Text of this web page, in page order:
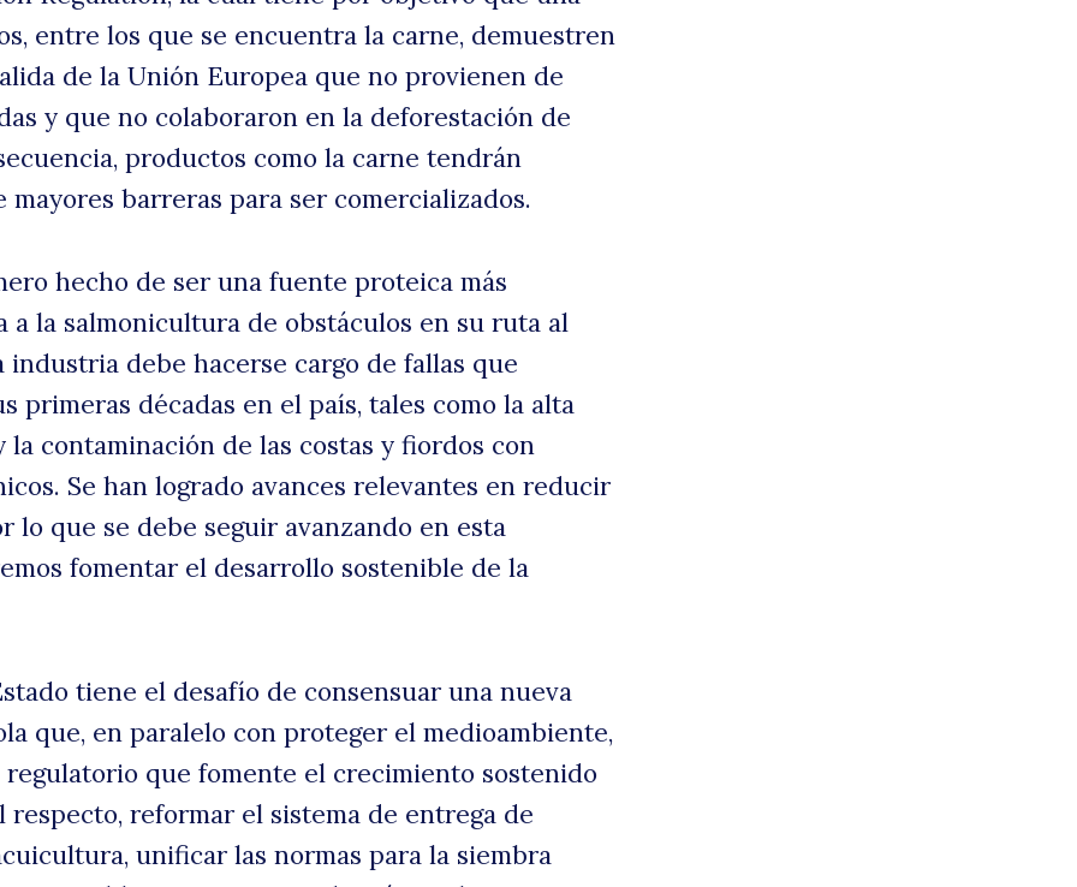
entre los que se encuentra la carne, demuestren
de la Unión Europea que no provienen de
y que no colaboraron en la deforestación de
productos como la carne tendrán
mayores barreras para ser comercializados.
hecho de ser una fuente proteica más
a la salmonicultura de obstáculos en su ruta al
industria debe hacerse cargo de fallas que
primeras décadas en el país, tales como la alta
la contaminación de las costas y fiordos con
Se han logrado avances relevantes en reducir
lo que se debe seguir avanzando en esta
fomentar el desarrollo sostenible de la
tiene el desafío de consensuar una nueva
que, en paralelo con proteger el medioambiente,
regulatorio que fomente el crecimiento sostenido
respecto, reformar el sistema de entrega de
unificar las normas para la siembra